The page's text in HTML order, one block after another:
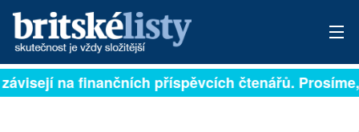
PŘIHLÁSIT
na finančních příspěvcích čtenářů. Prosíme,